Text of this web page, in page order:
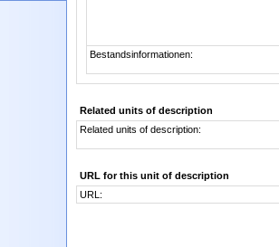
Bestandsinformationen:
Related units of description
Related units of description:
URL for this unit of description
URL: